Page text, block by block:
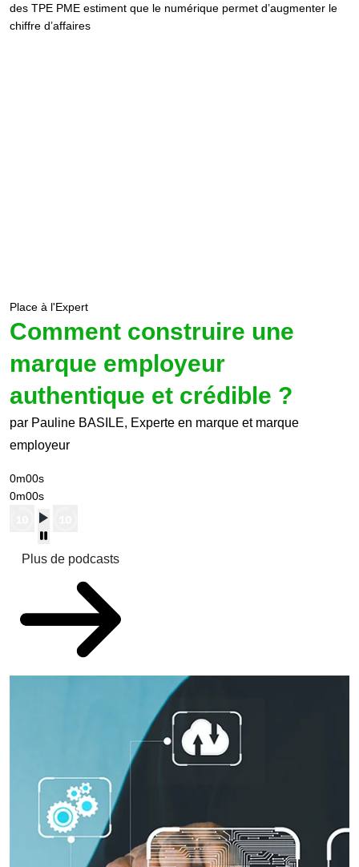
des TPE PME estiment que le numérique permet d’augmenter le
chiffre d’affaires
Place à l'Expert
Comment construire une
marque employeur
authentique et crédible ?
par Pauline BASILE, Experte en marque et marque
employeur
0m00s
0m00s
Plus de podcasts